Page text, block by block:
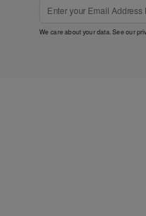
We care about your data. See our